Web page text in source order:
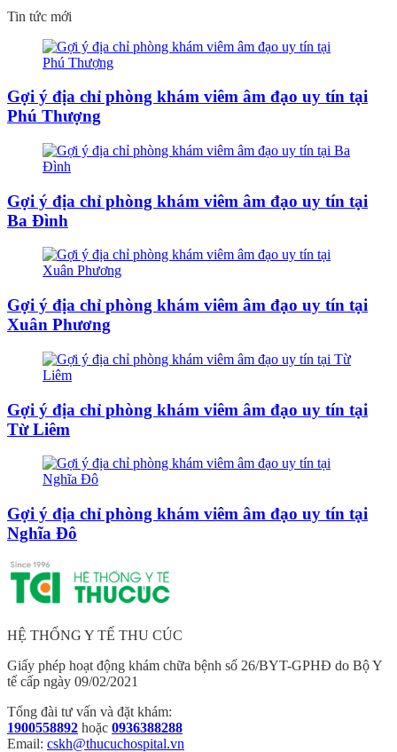
Tin tức mới
Gợi ý địa chỉ phòng khám viêm âm đạo uy tín tại
Phú Thượng
Gợi ý địa chỉ phòng khám viêm âm đạo uy tín tại
Ba Đình
Gợi ý địa chỉ phòng khám viêm âm đạo uy tín tại
Xuân Phương
Gợi ý địa chỉ phòng khám viêm âm đạo uy tín tại
Từ Liêm
Gợi ý địa chỉ phòng khám viêm âm đạo uy tín tại
Nghĩa Đô
HỆ THỐNG Y TẾ THU CÚC
Giấy phép hoạt động khám chữa bệnh số 26/BYT-GPHĐ do Bộ Y
tế cấp ngày 09/02/2021
Tổng đài tư vấn và đặt khám:
1900558892 hoặc 0936388288
Email: cskh@thucuchospital.vn